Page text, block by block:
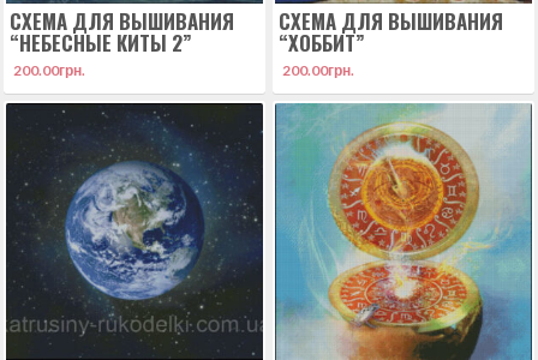
СХЕМА ДЛЯ ВЫШИВАНИЯ
“НЕБЕСНЫЕ КИТЫ 2”
200.00грн.
СХЕМА ДЛЯ ВЫШИВАНИЯ
“ХОББИТ”
200.00грн.